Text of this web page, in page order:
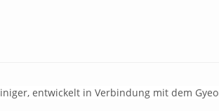
entwickelt in Verbindung mit dem